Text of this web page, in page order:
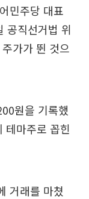
민주당 대표
공직선거법 위
가가 뛴 것으
원을 기록했
테마주로 꼽힌
거래를 마쳤